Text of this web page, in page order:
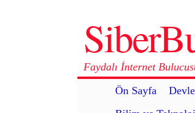
Faydalı İnternet
Ön Sayfa